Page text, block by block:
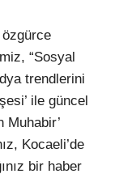
“Sosyal
trendlerini
ile güncel
Muhabir’
Kocaeli’de
bir haber